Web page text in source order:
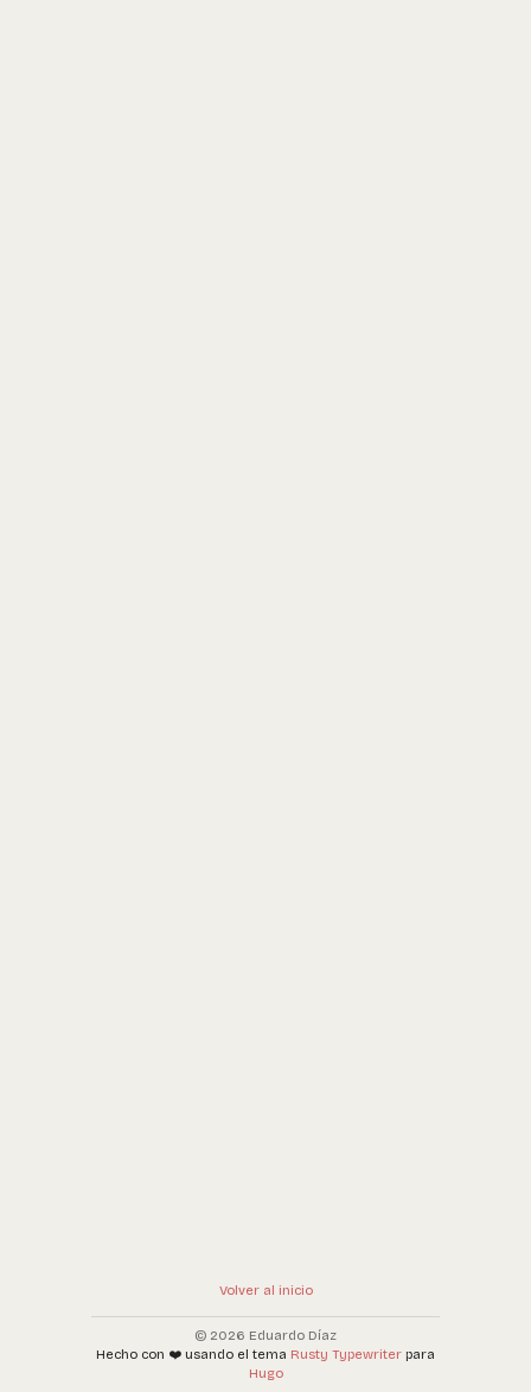
Volver al inicio
© 2026 Eduardo Díaz
Hecho con ❤️ usando el tema Rusty Typewriter para
Hugo